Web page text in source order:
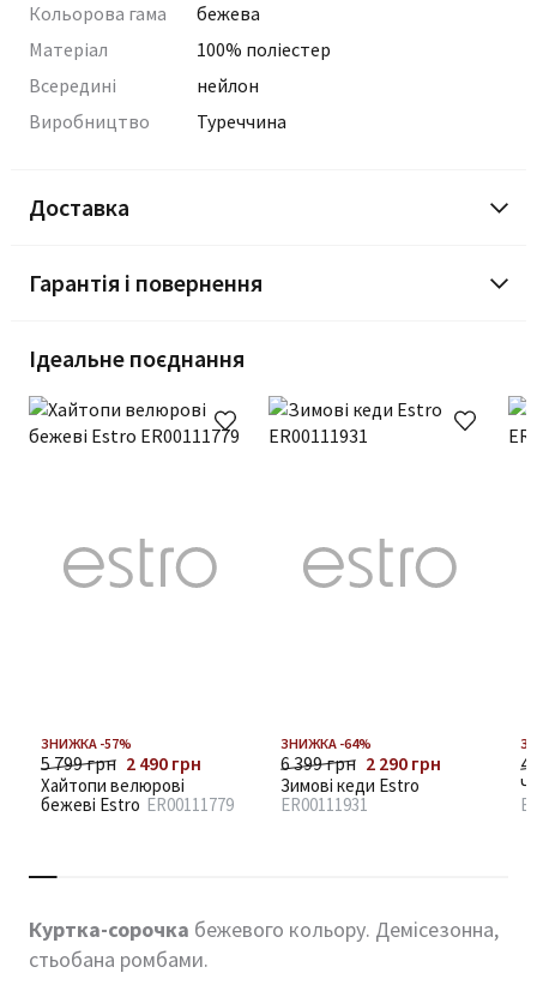
Кольорова гама
бежева
Матеріал
100% поліестер
Всередині
нейлон
Виробництво
Туреччина
Доставка
Гарантія і повернення
Ідеальне поєднання
ЗНИЖКА -57%
5 799 грн 2 490 грн
Хайтопи велюрові
бежеві Estro ER00111779
ЗНИЖКА -64%
6 399 грн 2 290 грн
Зимові кеди Estro
ER00111931
4
Куртка-сорочка бежевого кольору. Демісезонна,
стьобана ромбами.